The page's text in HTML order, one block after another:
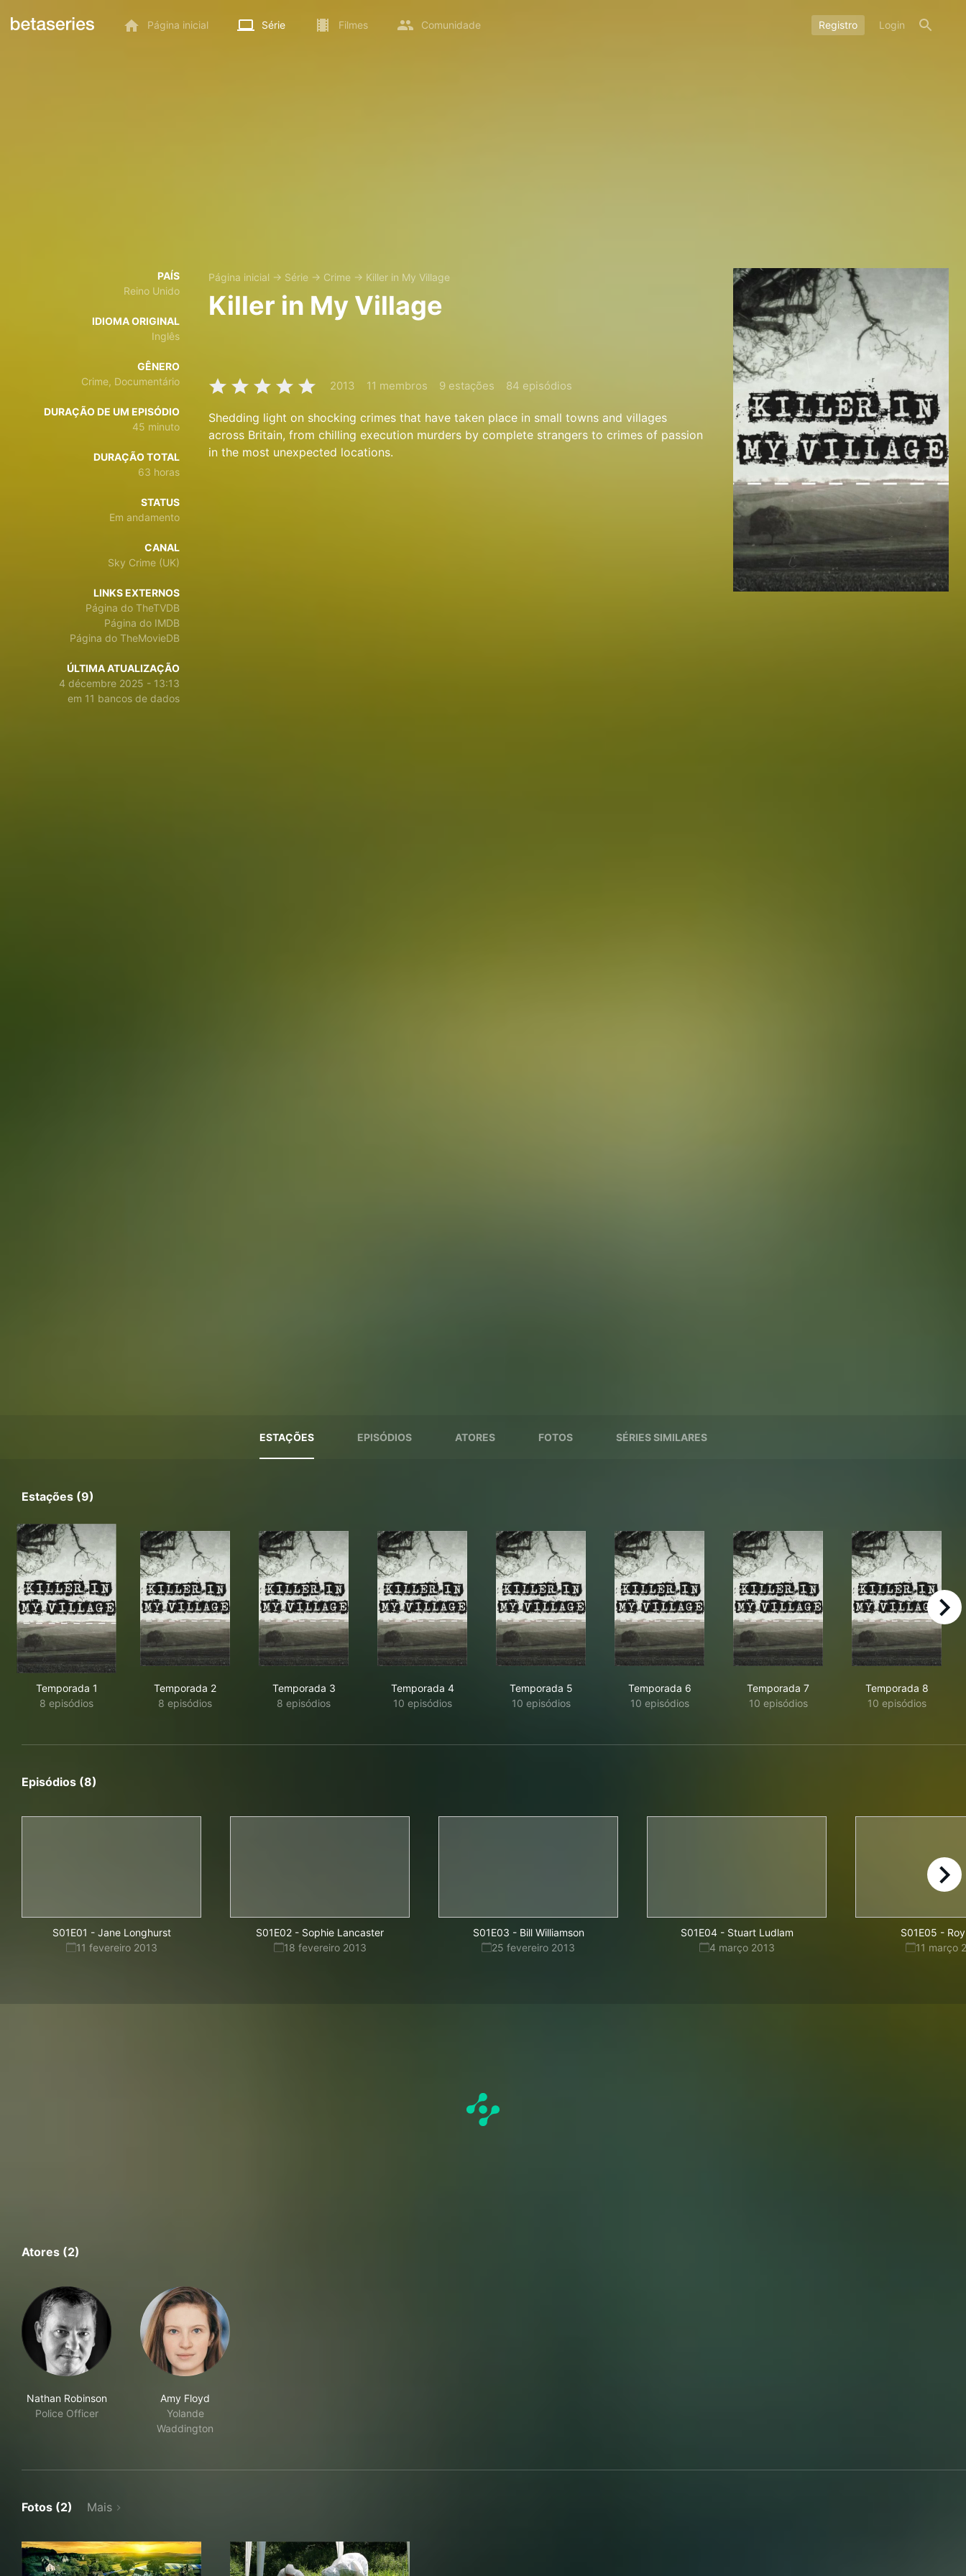
Página inicial Série Filmes Comunidade Registro Login
PAÍS
Reino Unido
IDIOMA ORIGINAL
Inglês
GÊNERO
Crime, Documentário
DURAÇÃO DE UM EPISÓDIO
45 minuto
DURAÇÃO TOTAL
63 horas
STATUS
Em andamento
CANAL
Sky Crime (UK)
LINKS EXTERNOS
Página do TheTVDB
Página do IMDB
Página do TheMovieDB
ÚLTIMA ATUALIZAÇÃO
4 décembre 2025 - 13:13
em 11 bancos de dados
Página inicial → Série → Crime → Killer in My Village
Killer in My Village
2013 11 membros 9 estações 84 episódios
Shedding light on shocking crimes that have taken place in small towns and villages
across Britain, from chilling execution murders by complete strangers to crimes of passion
in the most unexpected locations.
ESTAÇÕES EPISÓDIOS ATORES FOTOS SÉRIES SIMILARES
Estações (9)
Temporada 1
8 episódios
Temporada 2
8 episódios
Temporada 3
8 episódios
Temporada 4
10 episódios
Temporada 5
10 episódios
Temporada 6
10 episódios
Temporada 7
10 episódios
Temporada 8
10 episódios
right
Episódios (8)
S01E01 - Jane Longhurst
11 fevereiro 2013
S01E02 - Sophie Lancaster
18 fevereiro 2013
S01E03 - Bill Williamson
25 fevereiro 2013
S01E04- Stuart Ludlam
4 março 2013
S01E05 -
11 março
right
Atores (2)
Nathan Robinson
Police Officer
Amy Floyd
Yolande
Waddington
Fotos (2) Mais